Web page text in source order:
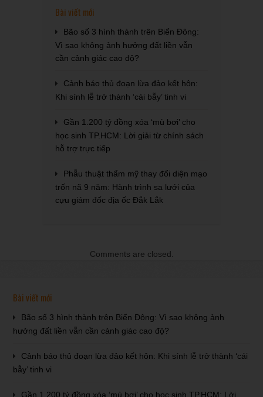
Bài viết mới
Bão số 3 hình thành trên Biển Đông:
Vì sao không ảnh hưởng đất liền vẫn
cần cảnh giác cao độ?
Cảnh báo thủ đoạn lừa đảo kết hôn:
Khi sính lễ trở thành ‘cái bẫy’ tinh vi
Gần 1.200 tỷ đồng xóa ‘mù bơi’ cho
học sinh TP.HCM: Lời giải từ chính sách
hỗ trợ trực tiếp
Phẫu thuật thẩm mỹ thay đổi diện mạo
trốn nã 9 năm: Hành trình sa lưới của
cựu giám đốc địa ốc Đắk Lắk
Comments are closed.
Bài viết mới
Bão số 3 hình thành trên Biển Đông: Vì sao không ảnh
hưởng đất liền vẫn cần cảnh giác cao độ?
Cảnh báo thủ đoạn lừa đảo kết hôn: Khi sính lễ trở thành ‘cái
bẫy’ tinh vi
Gần 1.200 tỷ đồng xóa ‘mù bơi’ cho học sinh TP.HCM: Lời